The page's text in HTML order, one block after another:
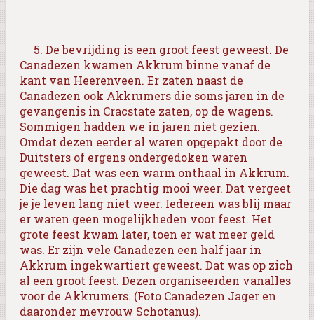
5. De bevrijding is een groot feest geweest. De
Canadezen kwamen Akkrum binne vanaf de
kant van Heerenveen. Er zaten naast de
Canadezen ook Akkrumers die soms jaren in de
gevangenis in Cracstate zaten, op de wagens.
Sommigen hadden we in jaren niet gezien.
Omdat dezen eerder al waren opgepakt door de
Duitsters of ergens ondergedoken waren
geweest. Dat was een warm onthaal in Akkrum.
Die dag was het prachtig mooi weer. Dat vergeet
je je leven lang niet weer. Iedereen was blij maar
er waren geen mogelijkheden voor feest. Het
grote feest kwam later, toen er wat meer geld
was. Er zijn vele Canadezen een half jaar in
Akkrum ingekwartiert geweest. Dat was op zich
al een groot feest. Dezen organiseerden vanalles
voor de Akkrumers. (Foto Canadezen Jager en
daaronder mevrouw Schotanus).